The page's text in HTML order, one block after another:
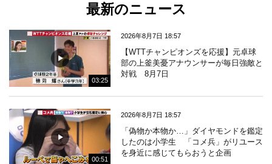
最新のニュース
03:25
2026年8月7日 18:57
【WTTチャンピオンズを応援】元卓球
部の上釜美憂アナウンサーが毎日強敵と
対戦 8月7日
00:51
2026年8月7日 18:57
「偽物か本物か…」ダイヤモンドを鑑定
したのは小学生 「コメ兵」がリユース
を身近に感じてもらおうと企画